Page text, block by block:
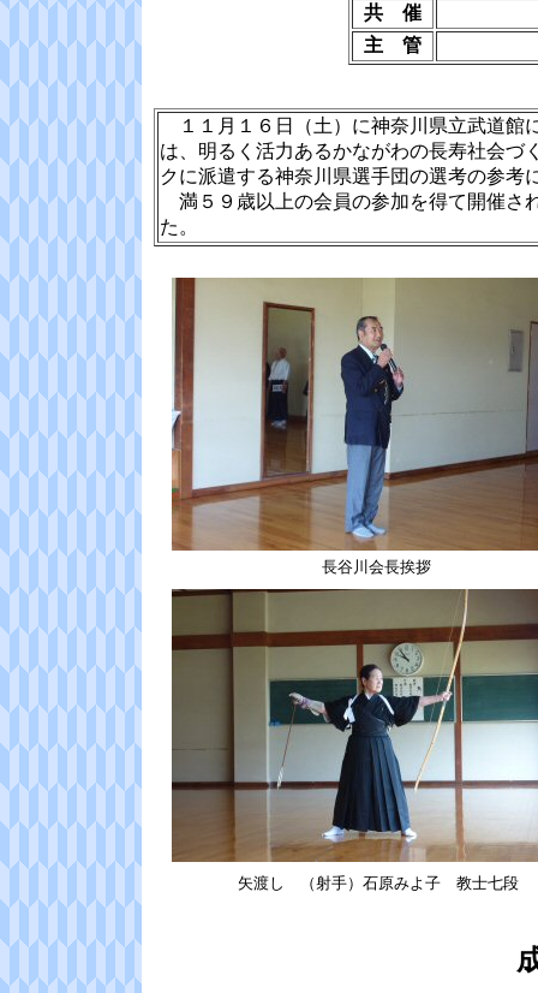
共 催
主 管
１１月１６日（土）に神奈川県立武道館
は、明るく活力あるかながわの長寿社会づ
クに派遣する神奈川県選手団の選考の参考
満５９歳以上の会員の参加を得て開催さ
た。
長谷川会長挨拶
矢渡し （射手）石原みよ子 教士七